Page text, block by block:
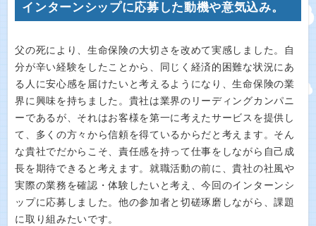
インターンシップに応募した動機や意気込み。
父の死により、生命保険の大切さを改めて実感しました。自
分が辛い経験をしたことから、同じく経済的困難な状況にあ
る人に安心感を届けたいと考えるようになり、生命保険の業
界に興味を持ちました。貴社は業界のリーディングカンパニ
ーであるが、それはお客様を第一に考えたサービスを提供し
て、多くの方々から信頼を得ているからだと考えます。そん
な貴社でだからこそ、責任感を持って仕事をしながら自己成
長を期待できると考えます。就職活動の前に、貴社の社風や
実際の業務を確認・体験したいと考え、今回のインターンシ
ップに応募しました。他の参加者と切磋琢磨しながら、課題
に取り組みたいです。